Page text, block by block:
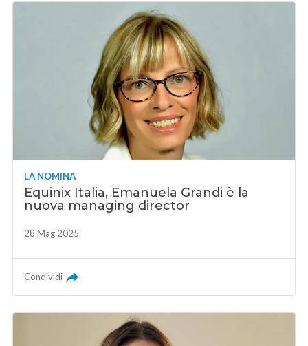
LA NOMINA
Equinix Italia, Emanuela Grandi è la
nuova managing director
28 Mag 2025
Condividi